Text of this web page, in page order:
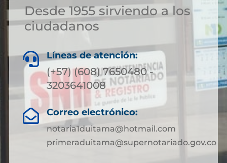
Desde 1955 sirviendo a los
ciudadanos
 Líneas de atención:
(+57) (608) 7650480 -
3203641008
 Correo electrónico:
notaria1duitama@hotmail.com
primeraduitama@supernotariado.gov.co